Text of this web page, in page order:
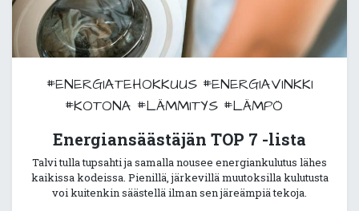
#ENERGIATEHOKKUUS #ENERGIAVINKKI
#KOTONA #LÄMMITYS #LÄMPÖ
Energiansäästäjän TOP 7 -lista
Talvi tulla tupsahti ja samalla nousee energiankulutus lähes
kaikissa kodeissa. Pienillä, järkevillä muutoksilla kulutusta
voi kuitenkin säästellä ilman sen järeämpiä tekoja.